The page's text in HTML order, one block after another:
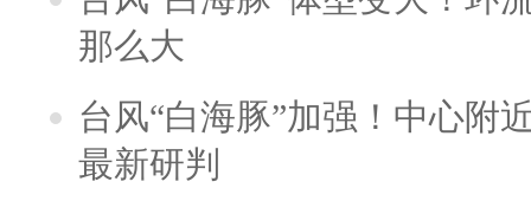
那么大
台风“白海豚”加强！中心附
最新研判